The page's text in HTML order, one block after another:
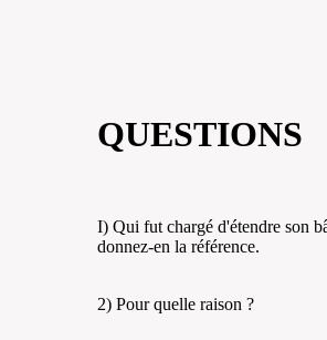
QUESTIONS
I) Qui fut chargé d'étendre son
donnez-en la référence.
2) Pour quelle raison ?